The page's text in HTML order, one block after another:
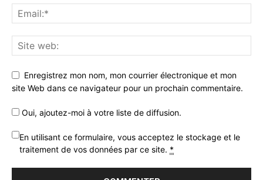
Enregistrez mon nom, mon courrier électronique et mon
site Web dans ce navigateur pour un prochain commentaire.
Oui, ajoutez-moi à votre liste de diffusion.
En utilisant ce formulaire, vous acceptez le stockage et le
traitement de vos données par ce site. *